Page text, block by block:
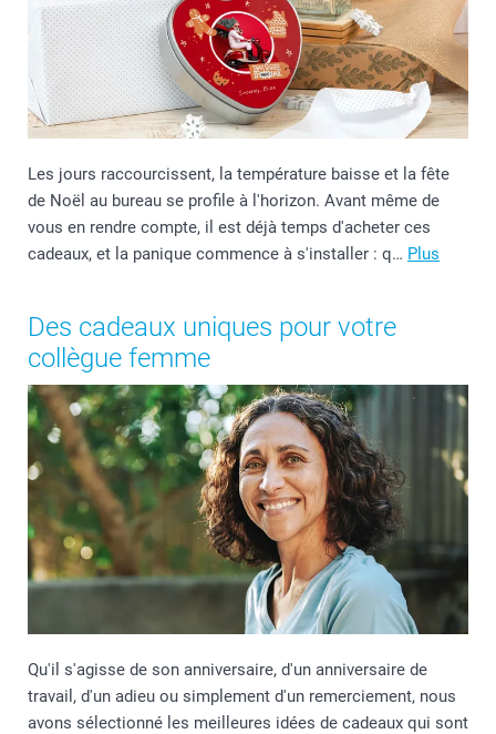
Les jours raccourcissent, la température baisse et la fête
de Noël au bureau se profile à l'horizon. Avant même de
vous en rendre compte, il est déjà temps d'acheter ces
cadeaux, et la panique commence à s'installer : q… Plus
Des cadeaux uniques pour votre
collègue femme
Qu'il s'agisse de son anniversaire, d'un anniversaire de
travail, d'un adieu ou simplement d'un remerciement, nous
avons sélectionné les meilleures idées de cadeaux qui sont